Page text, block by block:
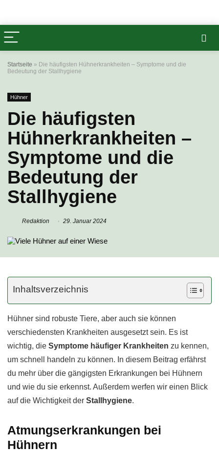
Startseite » Die häufigsten Hühnerkrankheiten – Symptome und die
Bedeutung der Stallhygiene
Hühner
Die häufigsten
Hühnerkrankheiten –
Symptome und die
Bedeutung der
Stallhygiene
Redaktion 29. Januar 2024
Inhaltsverzeichnis
Hühner sind robuste Tiere, aber auch sie können
verschiedensten Krankheiten ausgesetzt sein. Es ist
wichtig, die Symptome häufiger Krankheiten zu kennen,
um schnell handeln zu können. In diesem Beitrag erfährst
du mehr über die gängigsten Erkrankungen bei Hühnern
und wie du sie erkennst. Außerdem werfen wir einen Blick
auf die Wichtigkeit der Stallhygiene.
Atmungserkrankungen bei
Hühnern